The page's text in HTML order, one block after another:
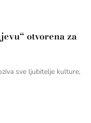
otvorena za
sve ljubitelje kulture,